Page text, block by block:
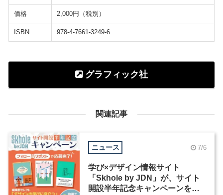
価格 2,000円（税別）
ISBN 978-4-7661-3249-6
グラフィック社
関連記事
ニュース 7/6
学び×デザイン情報サイト
「Skhole by JDN」が、サイト
開設半年記念キャンペーンを実